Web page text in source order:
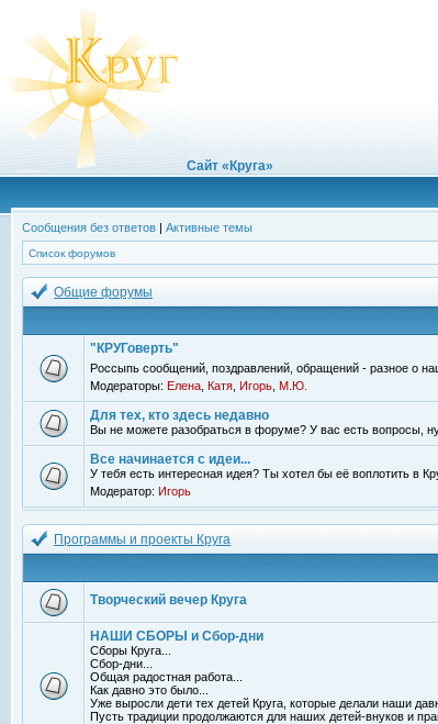
Сайт «Круга»
Сообщения без ответов | Активные темы
Список форумов
Общие форумы
"КРУГоверть"
Россыпь сообщений, поздравлений, обращений - разное о
Модераторы: Елена Катя Игорь М.Ю.
Для тех, кто здесь недавно
Вы не можете разобраться в форуме? У вас есть вопросы,
Все начинается с идеи...
У тебя есть интересная идея? Ты хотел бы её воплотить в
Модератор: Игорь
Программы и проекты Круга
Творческий вечер Круга
НАШИ СБОРЫ и Сбор-дни
Сборы Круга...
Сбор-дни...
Общая радостная работа...
Как давно это было...
Уже выросли дети тех детей Круга, которые делали наши
Пусть традиции продолжаются для наших детей-внуков и